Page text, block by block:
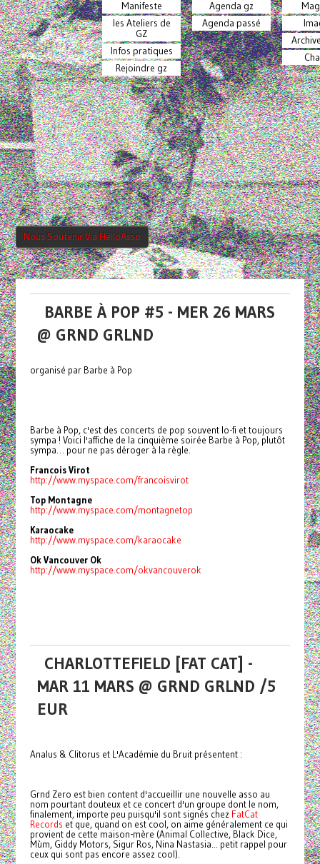
Manifeste
les Ateliers de
GZ
Infos pratiques
Rejoindre gz
Agenda gz
Agenda passé
Nous Soutenir Via HelloAsso
BARBE À POP #5 - MER 26 MARS
@ GRND GRLND
organisé par Barbe à Pop
Barbe à Pop, c'est des concerts de pop souvent lo-fi et toujours
sympa ! Voici l'affiche de la cinquième soirée Barbe à Pop, plutôt
sympa… pour ne pas déroger à la règle.
Francois Virot
http://www.myspace.com/francoisvirot
Top Montagne
http://www.myspace.com/montagnetop
Karaocake
http://www.myspace.com/karaocake
Ok Vancouver Ok
http://www.myspace.com/okvancouverok
CHARLOTTEFIELD [FAT CAT] -
MAR 11 MARS @ GRND GRLND /5
EUR
Analus & Clitorus et L'Académie du Bruit présentent :
Grnd Zero est bien content d'accueillir une nouvelle asso au
nom pourtant douteux et ce concert d'un groupe dont le nom,
finalement, importe peu puisqu'il sont signés chez FatCat
Records et que, quand on est cool, on aime généralement ce qui
provient de cette maison-mère (Animal Collective, Black Dice,
Mùm, Giddy Motors, Sigur Ros, Nina Nastasia... petit rappel pour
ceux qui sont pas encore assez cool).